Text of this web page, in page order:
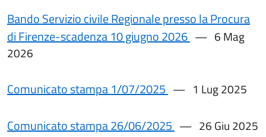
Bando Servizio civile Regionale presso la Procura
di Firenze-scadenza 10 giugno 2026
6 Mag
2026
Comunicato stampa 1/07/2025 1 Lug 2025
Comunicato stampa 26/06/2025 26 Giu 2025